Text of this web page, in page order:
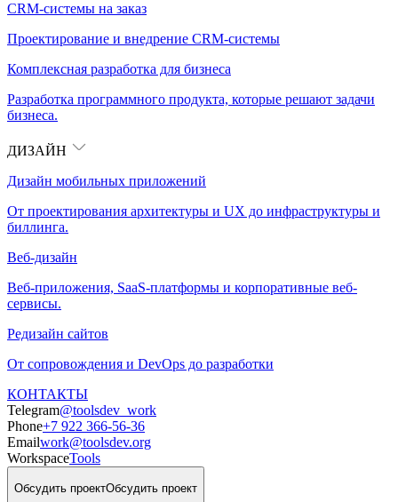
CRM-системы на заказ
Проектирование и внедрение CRM-системы
Комплексная разработка для бизнеса
Разработка программного продукта, которые решают задачи
бизнеса.
ДИЗАЙН
Дизайн мобильных приложений
От проектирования архитектуры и UX до инфраструктуры и
биллинга.
Веб-дизайн
Веб-приложения, SaaS-платформы и корпоративные веб-
сервисы.
Редизайн сайтов
От сопровождения и DevOps до разработки
КОНТАКТЫ
Telegram@toolsdev_work
Phone+7 922 366-56-36
Emailwork@toolsdev.org
WorkspaceTools
Обсудить проектОбсудить проект